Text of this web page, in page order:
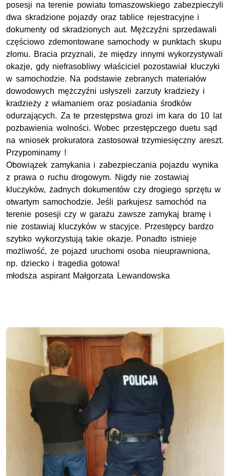
posesji na terenie powiatu tomaszowskiego zabezpieczyli
dwa skradzione pojazdy oraz tablice rejestracyjne i
dokumenty od skradzionych aut. Mężczyźni sprzedawali
częściowo zdemontowane samochody w punktach skupu
złomu. Bracia przyznali, że między innymi wykorzystywali
okazje, gdy niefrasobliwy właściciel pozostawiał kluczyki
w samochodzie. Na podstawie zebranych materiałów
dowodowych mężczyźni usłyszeli zarzuty kradzieży i
kradzieży z włamaniem oraz posiadania środków
odurzających. Za te przestępstwa grozi im kara do 10 lat
pozbawienia wolności. Wobec przestępczego duetu sąd
na wniosek prokuratora zastosował trzymiesięczny areszt.
Przypominamy !
Obowiązek zamykania i zabezpieczania pojazdu wynika
z prawa o ruchu drogowym. Nigdy nie zostawiaj
kluczyków, żadnych dokumentów czy drogiego sprzętu w
otwartym samochodzie. Jeśli parkujesz samochód na
terenie posesji czy w garażu zawsze zamykaj bramę i
nie zostawiaj kluczyków w stacyjce. Przestępcy bardzo
szybko wykorzystują takie okazje. Ponadto istnieje
możliwość, że pojazd uruchomi osoba nieuprawniona,
np. dziecko i tragedia gotowa!
młodsza aspirant Małgorzata Lewandowska